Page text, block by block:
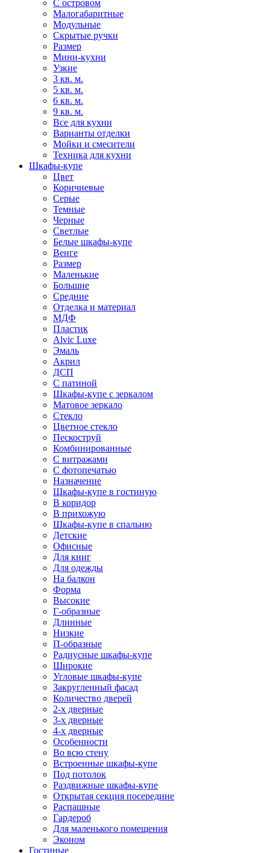
С островом
Малогабаритные
Модульные
Скрытые ручки
Размер
Мини-кухни
Узкие
3 кв. м.
5 кв. м.
6 кв. м.
9 кв. м.
Все для кухни
Варианты отделки
Мойки и смесители
Техника для кухни
Шкафы-купе
Цвет
Коричневые
Серые
Темные
Черные
Светлые
Белые шкафы-купе
Венге
Размер
Маленькие
Большие
Средние
Отделка и материал
МДФ
Пластик
Alvic Luxe
Эмаль
Акрил
ДСП
С патиной
Шкафы-купе с зеркалом
Матовое зеркало
Стекло
Цветное стекло
Пескоструй
Комбинированные
С витражами
С фотопечатью
Назначение
Шкафы-купе в гостиную
В коридор
В прихожую
Шкафы-купе в спальню
Детские
Офисные
Для книг
Для одежды
На балкон
Форма
Высокие
Г-образные
Длинные
Низкие
П-образные
Радиусные шкафы-купе
Широкие
Угловые шкафы-купе
Закругленный фасад
Количество дверей
2-х дверные
3-х дверные
4-х дверные
Особенности
Во всю стену
Встроенные шкафы-купе
Под потолок
Раздвижные шкафы-купе
Открытая секция посередине
Распашные
Гардероб
Для маленького помещения
Эконом
Гостиные